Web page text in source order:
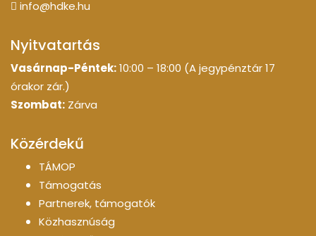
info@hdke.hu
Nyitvatartás
Vasárnap-Péntek:10:00 – 18:00 (A jegypénztár 17
órakor zár.)
Szombat: Zárva
Közérdekű
TÁMOP
Támogatás
Partnerek, támogatók
Közhasznúság